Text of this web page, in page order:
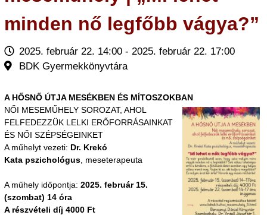
minden nő legfőbb vágya?”
2025. február 22. 14:00 - 2025. február 22. 17:00
BDK Gyermekkönyvtára
A HŐSNŐ ÚTJA MESÉKBEN ÉS MÍTOSZOKBAN
NŐI MESEMŰHELY SOROZAT, AHOL
FELFEDEZZÜK LELKI ERŐFORRÁSAINKAT
ÉS NŐI SZÉPSÉGEINKET
A műhelyt vezeti: Dr. Krekó
Kata pszichológus , meseterapeuta
A műhely időpontja: 2025. február 15.
(szombat) 14 óra
A részvételi díj 4000 Ft